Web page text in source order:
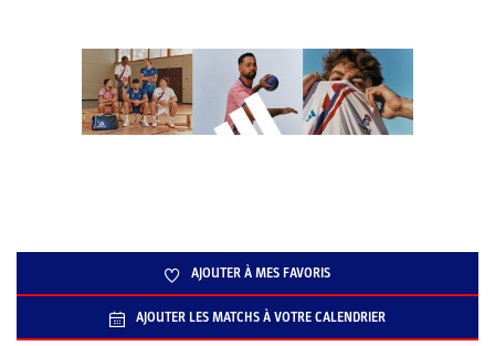
AJOUTER À MES FAVORIS
AJOUTER LES MATCHS À VOTRE CALENDRIER